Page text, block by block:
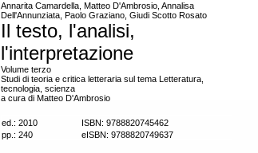
Annarita Camardella, Matteo D'Ambrosio, Annalisa
Dell'Annunziata, Paolo Graziano, Giudi Scotto Rosato
Il testo, l'analisi,
l'interpretazione
Volume terzo
Studi di teoria e critica letteraria sul tema Letteratura,
tecnologia, scienza
a cura di Matteo D'Ambrosio
ed.: 2010
ISBN: 9788820745462
pp.: 240
eISBN: 9788820749637